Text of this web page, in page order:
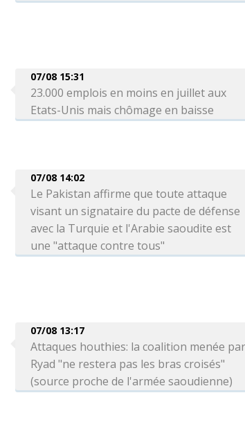
07/08 15:31
23.000 emplois en moins en juillet aux
Etats-Unis mais chômage en baisse
07/08 14:02
Le Pakistan affirme que toute attaque
visant un signataire du pacte de défense
avec la Turquie et l'Arabie saoudite est
une "attaque contre tous"
07/08 13:17
Attaques houthies: la coalition menée
Ryad "ne restera pas les bras croisés"
(source proche de l'armée saoudienne)